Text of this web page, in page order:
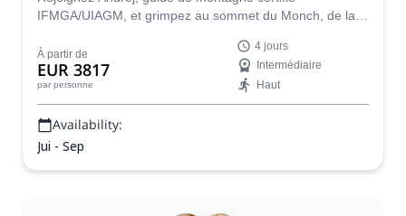
IFMGA/UIAGM, et grimpez au sommet du Monch, de la
À partir de
EUR 3817
par personne
4 jours
Intermédiaire
Haut
Availability:
Jui - Sep